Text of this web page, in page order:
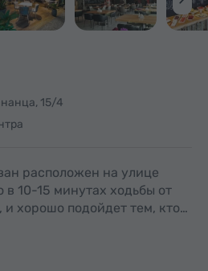
15/4
расположен на улице
10-15 минутах ходьбы от
хорошо подойдет тем, кто…